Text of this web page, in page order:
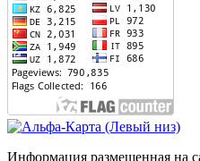
Информация размещенная на